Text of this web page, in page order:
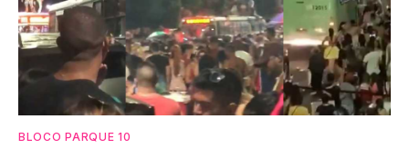
BLOCO PARQUE 10